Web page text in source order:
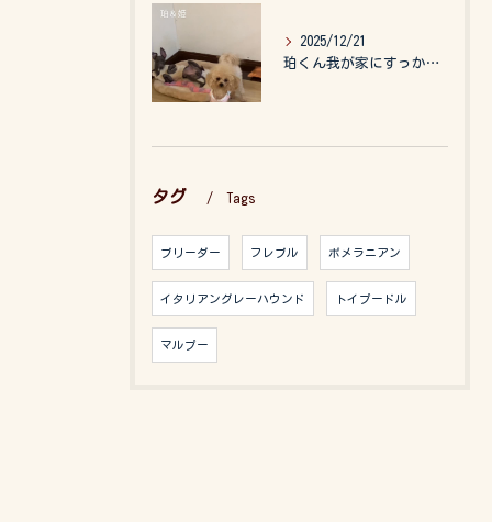
2025/12/21
珀くん我が家にすっかりなれて、キッズのお世話もしてくれて、今...
タグ Tags
ブリーダー フレブル ポメラニアン
イタリアングレーハウンド トイプードル
マルプー